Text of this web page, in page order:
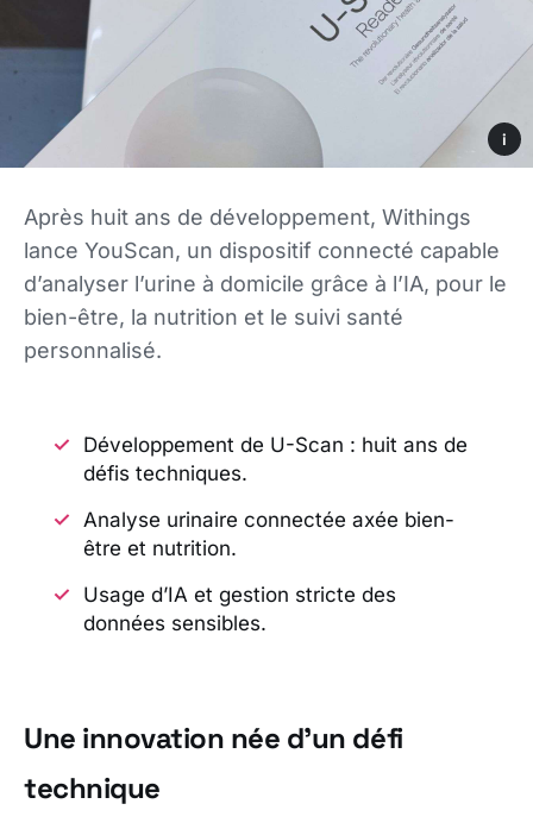
i
Après huit ans de développement, Withings
lance YouScan, un dispositif connecté capable
d’analyser l’urine à domicile grâce à l’IA, pour le
bien-être, la nutrition et le suivi santé
personnalisé.
Développement de U-Scan : huit ans de
défis techniques.
Analyse urinaire connectée axée bien-
être et nutrition.
Usage d’IA et gestion stricte des
données sensibles.
Une innovation née d’un défi
technique